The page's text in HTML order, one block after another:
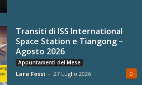
Transiti di ISS International
Space Station e Tiangong –
Agosto 2026
Appuntamenti del Mese
Lara Fossi - 27 Luglio 2026 0